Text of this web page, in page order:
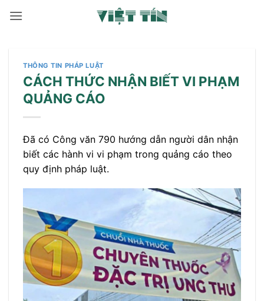
qua
THÔNG TIN PHÁP LUẬT
CÁCH THỨC NHẬN BIẾT VI PHẠM
QUẢNG CÁO
Đã có Công văn 790 hướng dẫn người dân nhận
biết các hành vi vi phạm trong quảng cáo theo
quy định pháp luật.